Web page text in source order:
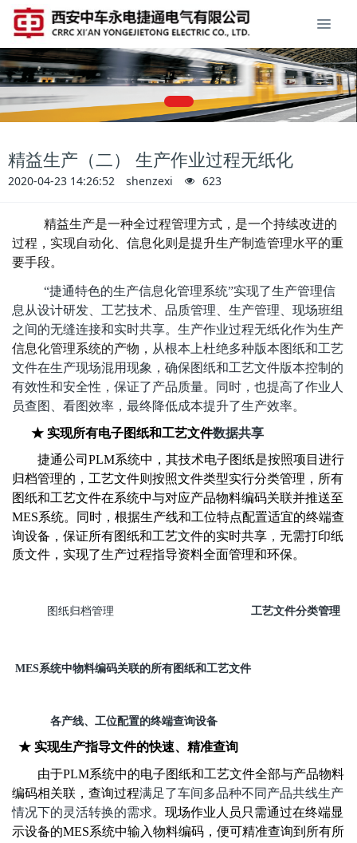
精益生产（二） 生产作业过程无纸化
2020-04-23 14:26:52 shenzexi 623
精益生产是一种全过程管理方式，是一个持续改进的
过程，实现自动化、信息化则是提升生产制造管理水平的重
要手段。
“捷通特色的生产信息化管理系统”实现了生产管理信
息从设计研发、工艺技术、品质管理、生产管理、现场班组
之间的无缝连接和实时共享。 生产作业过程无纸化作为生产
信息化管理系统的产物， 从根本上杜绝多种版本图纸和工艺
文件在生产现场混用现象，确保图纸和工艺文件版本控制的
有效性和安全性，保证了产品质量。同时，也提高了作业人
员查图、看图效率，最终降低成本提升了生产效率。
★ 实现所有电子图纸和工艺文件数据共享
捷通公司 PLM系统中，其技术电子图纸是按照项目进行
归档管理的，工艺文件则按照文件类型实行分类管理， 所有
图纸和工艺文件在系统中与对应产品物料编码关联并推送至
MES系统。同时，根据生产线和工位特点配置适宜的终端查
询设备，保证所有图纸和工艺文件的实时共享 ， 无需打印纸
质文件，实现了生产过程指导资料全面管理和环保。
图纸归档管理 工艺文件分类管理
MES系统中物料编码关联的所有图纸和工艺文件
各产线、工位配置的终端查询设备
★ 实现生产指导文件的快速、精准查询
由于PLM系统中的电子图纸和工艺文件全部与产品物料
编码相关联，查询过程满足了车间多品种不同产品共线生产
情况下的灵活转换的需求。 现场作业人员只需通过在终端显
示设备的MES系统中输入物料编码，便可精准查询到所有所